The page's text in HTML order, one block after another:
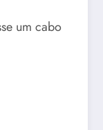
um cabo